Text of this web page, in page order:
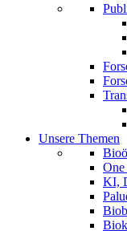
Unsere Themen
One
KI,